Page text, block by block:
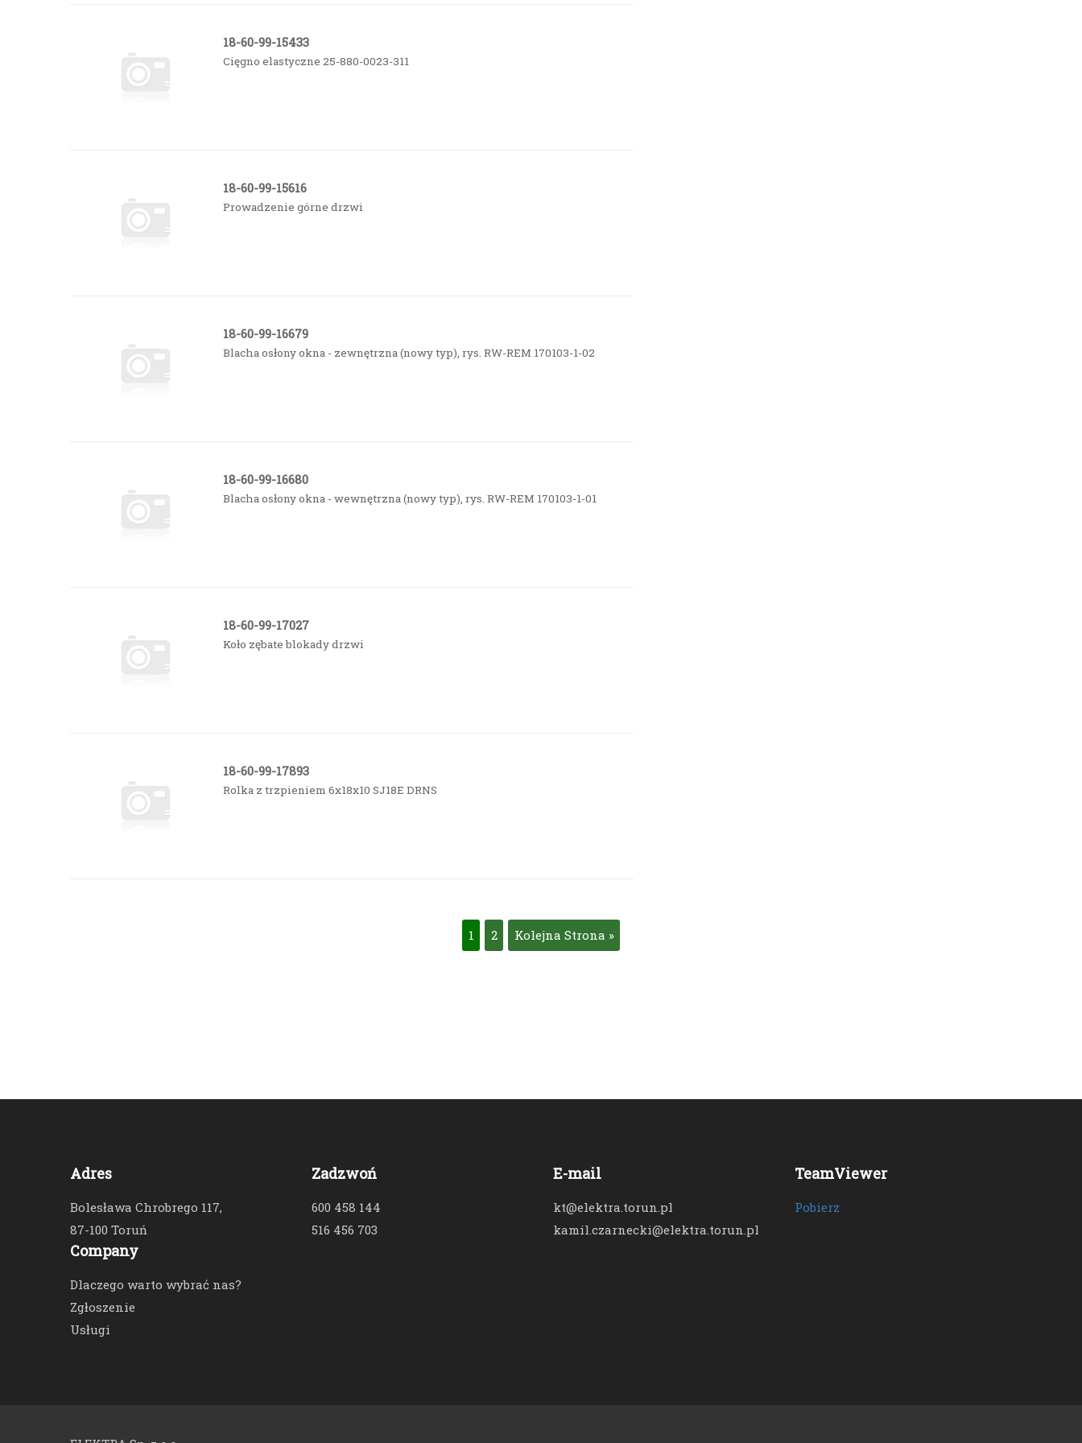
18-60-99-15433
Cięgno elastyczne 25-880-0023-311
18-60-99-15616
Prowadzenie górne drzwi
18-60-99-16679
Blacha osłony okna - zewnętrzna (nowy typ), rys. RW-REM 170103-1-02
18-60-99-16680
Blacha osłony okna - wewnętrzna (nowy typ), rys. RW-REM 170103-1-01
18-60-99-17027
Koło zębate blokady drzwi
18-60-99-17893
Rolka z trzpieniem 6x18x10 SJ18E DRNS
1 2 Kolejna Strona »
Adres
Bolesława Chrobrego 117,
87-100 Toruń
Company
Dlaczego warto wybrać nas?
Zgłoszenie
Usługi
Zadzwoń
600 458 144
516 456 703
E-mail
kt@elektra.torun.pl
kamil.czarnecki@elektra.torun.pl
TeamViewer
Pobierz